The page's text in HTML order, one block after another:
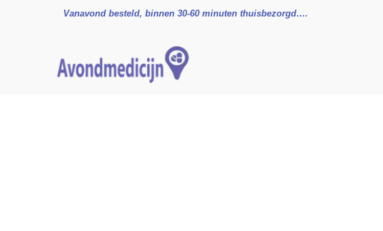
Vanavond besteld, binnen 30-60 minuten thuisbezorgd….